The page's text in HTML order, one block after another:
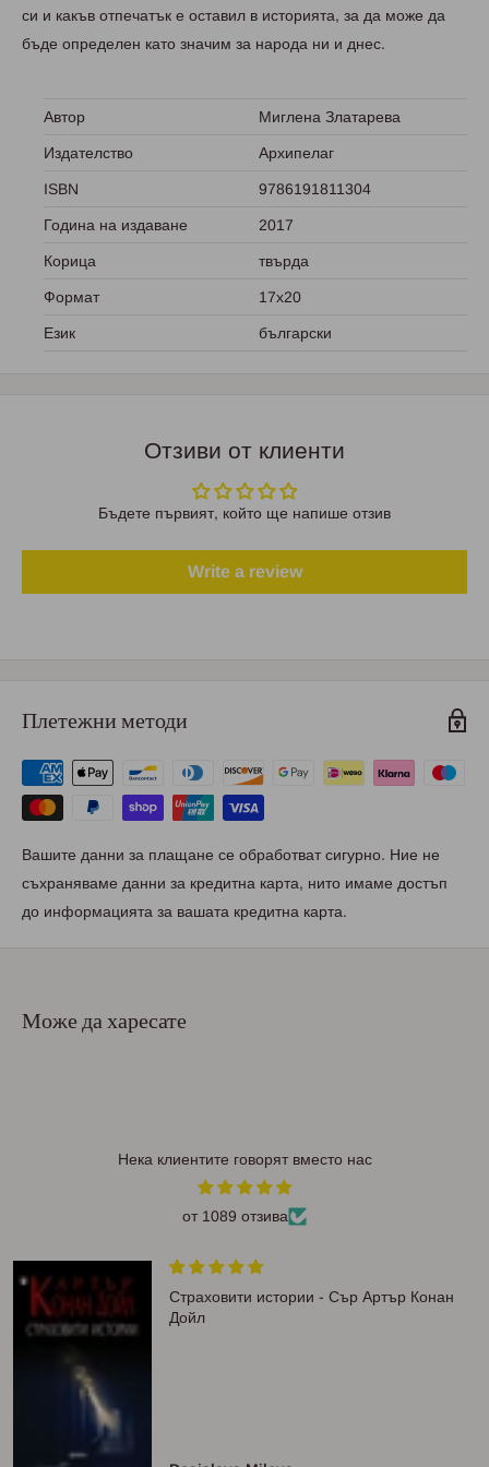
си и какъв отпечатък е оставил в историята, за да може да
бъде определен като значим за народа ни и днес.
Автор Миглена Златарева
Издателство Архипелаг
ISBN 9786191811304
Година на издаване 2017
Корица твърда
Формат 17х20
Език български
Отзиви от клиенти
Бъдете първият, който ще напише отзив
Write a review
Плетежни методи
Вашите данни за плащане се обработват сигурно. Ние не
съхраняваме данни за кредитна карта, нито имаме достъп
до информацията за вашата кредитна карта.
Може да харесате
Нека клиентите говорят вместо нас
от 1089 отзива
Страховити истории - Сър Артър Конан
Дойл